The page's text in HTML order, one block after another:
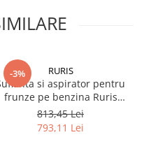
și foarte ergonomic.
-3% RURIS
si aspirator pentru
frunze pe benzina Ruris
A7,putere 1 CP, motor 2
timpi,26 CC,volum aer 11.4
mc/min
813,45 Lei
793,11 Lei